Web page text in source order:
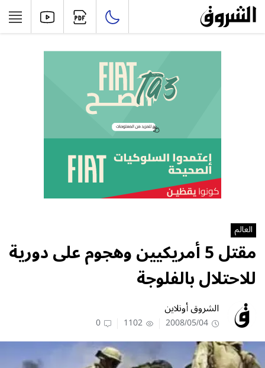
العالم
مقتل 5 أمريكيين وهجوم على دورية
للاحتلال بالفلوجة
الشروق أونلاين
2008/05/04
1102
0